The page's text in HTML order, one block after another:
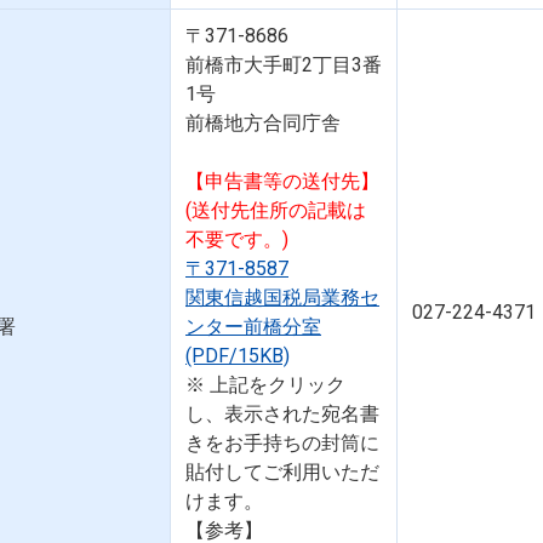
〒371-8686
前橋市大手町2丁目3番
1号
前橋地方合同庁舎
【申告書等の送付先】
(送付先住所の記載は
不要です。)
〒371-8587
関東信越国税局業務セ
ンター前橋分室
(PDF/15KB)
※ 上記をクリック
し、表示された宛名書
きをお手持ちの封筒に
貼付してご利用いただ
けます。
【参考】
027-224-4371